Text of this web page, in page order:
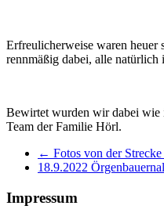
Erfreulicherweise waren
rennmäßig dabei, alle
Bewirtet wurden wir dabei wie
Team der Familie Hörl.
← Fotos von der
18.9.2022
Impressum